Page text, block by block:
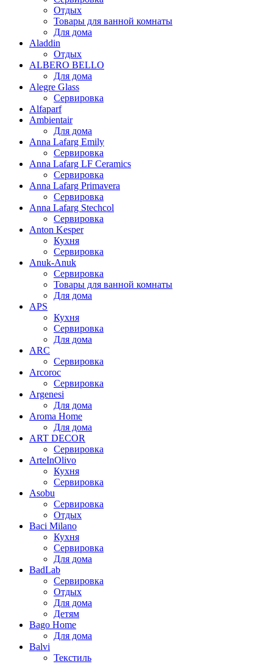
Отдых
Товары для ванной комнаты
Для дома
Aladdin
Отдых
ALBERO BELLO
Для дома
Alegre Glass
Сервировка
Alfaparf
Ambientair
Для дома
Anna Lafarg Emily
Сервировка
Anna Lafarg LF Ceramics
Сервировка
Anna Lafarg Primavera
Сервировка
Anna Lafarg Stechcol
Сервировка
Anton Kesper
Кухня
Сервировка
Anuk-Anuk
Сервировка
Товары для ванной комнаты
Для дома
APS
Кухня
Сервировка
Для дома
ARC
Сервировка
Arcoroc
Сервировка
Argenesi
Для дома
Aroma Home
Для дома
ART DECOR
Сервировка
ArteInOlivo
Кухня
Сервировка
Asobu
Сервировка
Отдых
Baci Milano
Кухня
Сервировка
Для дома
BadLab
Сервировка
Отдых
Для дома
Детям
Bago Home
Для дома
Balvi
Текстиль